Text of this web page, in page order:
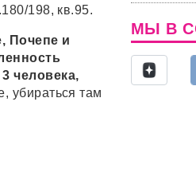
198, кв.95.
Почепе и
человека,
убираться там
МЫ В